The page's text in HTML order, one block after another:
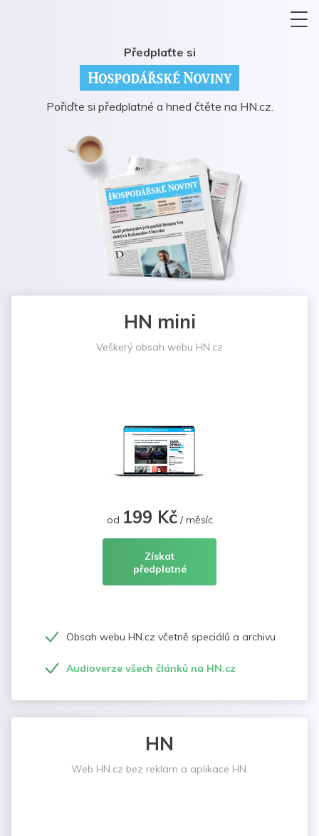
Předplaťte si
Pořiďte si předplatné a hned čtěte na HN.cz.
HN mini
Veškerý obsah webu HN.cz
od 199 Kč/ měsíc
Získat
předplatné
Obsah webu HN.cz včetně speciálů a archivu
Audioverze všech článků na HN.cz
HN
Web HN.cz bez reklam a aplikace HN.